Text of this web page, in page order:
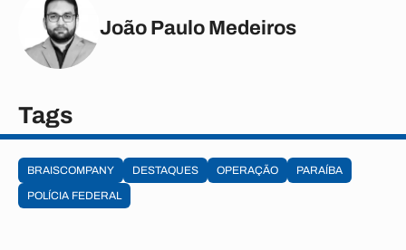
João Paulo Medeiros
Tags
BRAISCOMPANY DESTAQUES OPERAÇÃO
PARAÍBA
POLÍCIA FEDERAL